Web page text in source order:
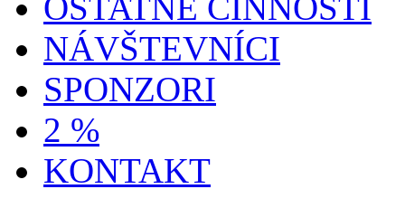
NÁVŠTEVNÍCI
SPONZORI
2 %
KONTAKT